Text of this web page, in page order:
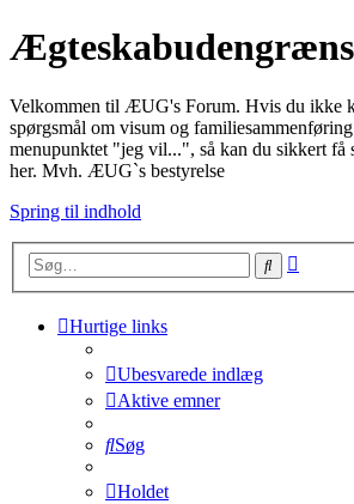
Velkommen til ÆUG's Forum. Hvis du ikke
spørgsmål om visum og
menupunktet "jeg vil...", så kan du sikkert få
her. Mvh. ÆUG`s bestyrelse
Spring til indhold
Søg
Hurtige links
Ubesvarede indlæg
Aktive emner
Søg
Holdet